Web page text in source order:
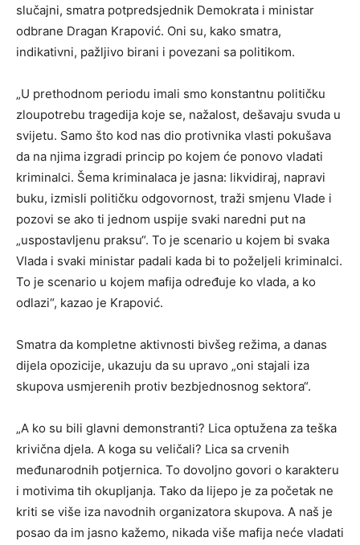
slučajni, smatra potpredsjednik Demokrata i ministar
odbrane Dragan Krapović. Oni su, kako smatra,
indikativni, pažljivo birani i povezani sa politikom.
„U prethodnom periodu imali smo konstantnu političku
zloupotrebu tragedija koje se, nažalost, dešavaju svuda u
svijetu. Samo što kod nas dio protivnika vlasti pokušava
da na njima izgradi princip po kojem će ponovo vladati
kriminalci. Šema kriminalaca je jasna: likvidiraj, napravi
buku, izmisli političku odgovornost, traži smjenu Vlade i
pozovi se ako ti jednom uspije svaki naredni put na
„uspostavljenu praksu“. To je scenario u kojem bi svaka
Vlada i svaki ministar padali kada bi to poželjeli kriminalci.
To je scenario u kojem mafija određuje ko vlada, a ko
odlazi“, kazao je Krapović.
Smatra da kompletne aktivnosti bivšeg režima, a danas
dijela opozicije, ukazuju da su upravo „oni stajali iza
skupova usmjerenih protiv bezbjednosnog sektora“.
„A ko su bili glavni demonstranti? Lica optužena za teška
krivična djela. A koga su veličali? Lica sa crvenih
međunarodnih potjernica. To dovoljno govori o karakteru
i motivima tih okupljanja. Tako da lijepo je za početak ne
kriti se više iza navodnih organizatora skupova. A naš je
posao da im jasno kažemo, nikada više mafija neće vladati